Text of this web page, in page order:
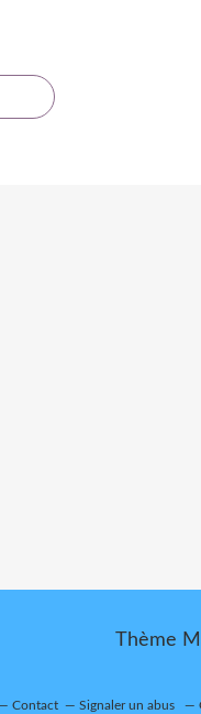
Thème
Contact Signaler un abus